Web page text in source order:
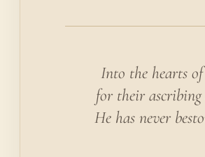
Into the hearts
for their
He has never